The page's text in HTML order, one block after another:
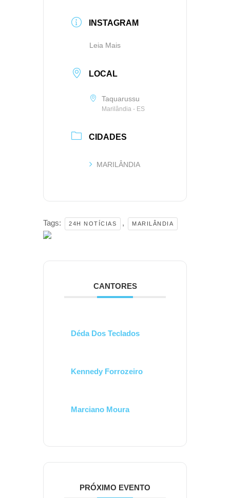
INSTAGRAM
Leia Mais
LOCAL
Taquarussu
Marilândia - ES
CIDADES
MARILÂNDIA
Tags: 24H NOTÍCIAS , MARILÂNDIA
CANTORES
Déda Dos Teclados
Kennedy Forrozeiro
Marciano Moura
PRÓXIMO EVENTO